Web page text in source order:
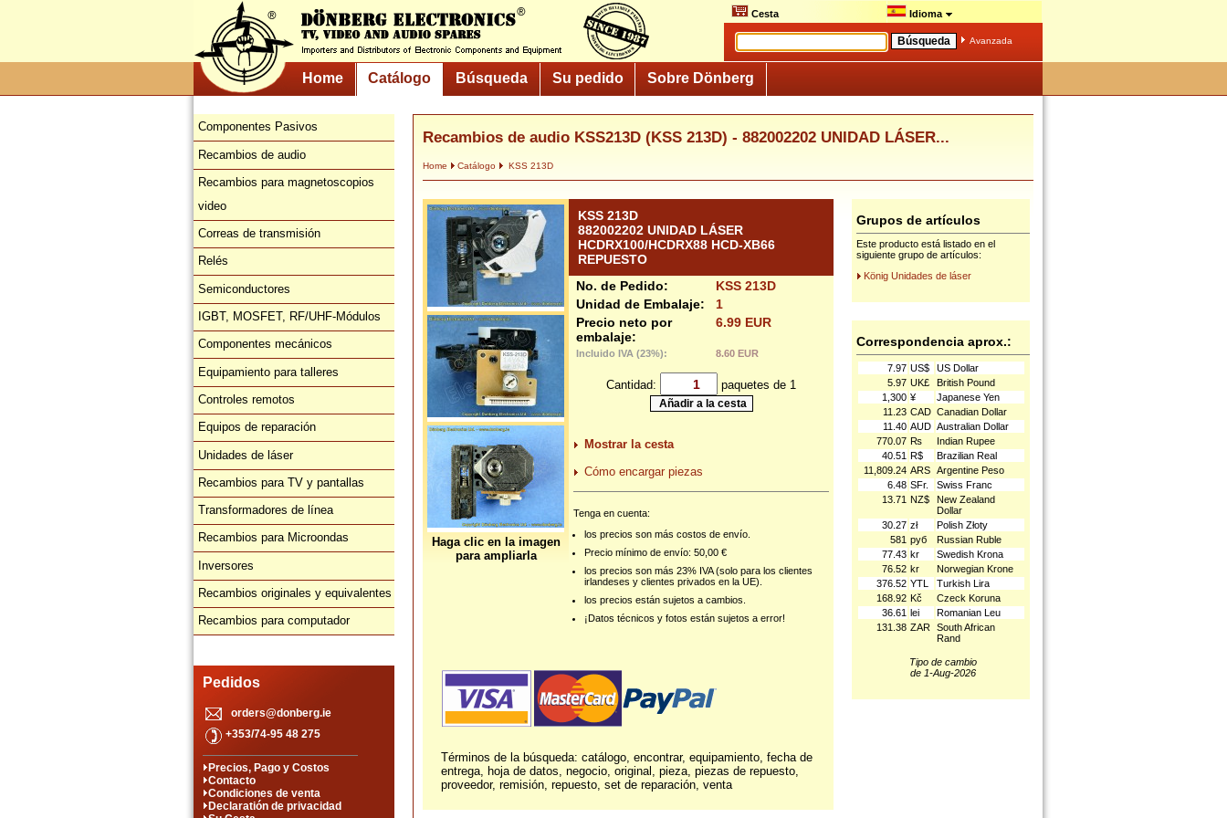
Cesta Idioma
Avanzada
Home Catálogo Búsqueda Su pedido Sobre Dönberg
Componentes Pasivos
Recambios de audio
Recambios para magnetoscopios
video
Correas de transmisión
Relés
Semiconductores
IGBT, MOSFET, RF/UHF-Módulos
Componentes mecánicos
Equipamiento para talleres
Controles remotos
Equipos de reparación
Unidades de láser
Recambios para TV y pantallas
Transformadores de línea
Recambios para Microondas
Inversores
Recambios originales y equivalentes
Recambios para computador
Pedidos
orders@donberg.ie
+353/74-95 48 275
Precios, Pago y Costos
Contacto
Condiciones de venta
Declaratión de privacidad
Recambios de audio KSS213D (KSS 213D) - 882002202 UNIDAD LÁSER...
Home Catálogo KSS 213D
Haga clic en la imagen
para ampliarla
KSS 213D
882002202 UNIDAD LÁSER
HCDRX100/HCDRX88 HCD-XB66
REPUESTO
No. de Pedido:
KSS 213D
Unidad de Embalaje:
1
Precio neto por
embalaje:
6.99 EUR
Incluido IVA (23%): 8.60 EUR
Cantidad: paquetes de 1
Mostrar la cesta
Cómo encargar piezas
Tenga en cuenta:
los precios son más costos de envío.
Precio mínimo de envío: 50,00 €
los precios son más 23% IVA (solo para los clientes
irlandeses y clientes privados en la UE).
los precios están sujetos a cambios.
¡Datos técnicos y fotos están sujetos a error!
Términos de la búsqueda: catálogo, encontrar, equipamiento, fecha de
entrega, hoja de datos, negocio, original, pieza, piezas de repuesto,
proveedor, remisión, repuesto, set de reparación, venta
Grupos de artículos
Este producto está listado en el
siguiente grupo de artículos:
König Unidades de láser
Correspondencia aprox.:
7.97 US$
US Dollar
5.97 UK£
British Pound
1,300 ¥
Japanese Yen
11.23 CAD Canadian Dollar
11.40 AUD Australian Dollar
770.07 ₨
Indian Rupee
40.51 R$
Brazilian Real
11,809.24 ARS Argentine Peso
6.48 SFr.
Swiss Franc
13.71 NZ$
New Zealand
Dollar
30.27 zł
Polish Złoty
581 руб
Russian Ruble
77.43 kr
Swedish Krona
76.52 kr
Norwegian Krone
376.52 YTL
Turkish Lira
168.92 Kč
Czeck Koruna
36.61 lei
Romanian Leu
131.38 ZAR South African
Rand
Tipo de cambio
de 1-Aug-2026